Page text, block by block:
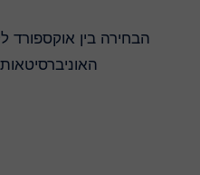
הבחירה בין אוקספורד